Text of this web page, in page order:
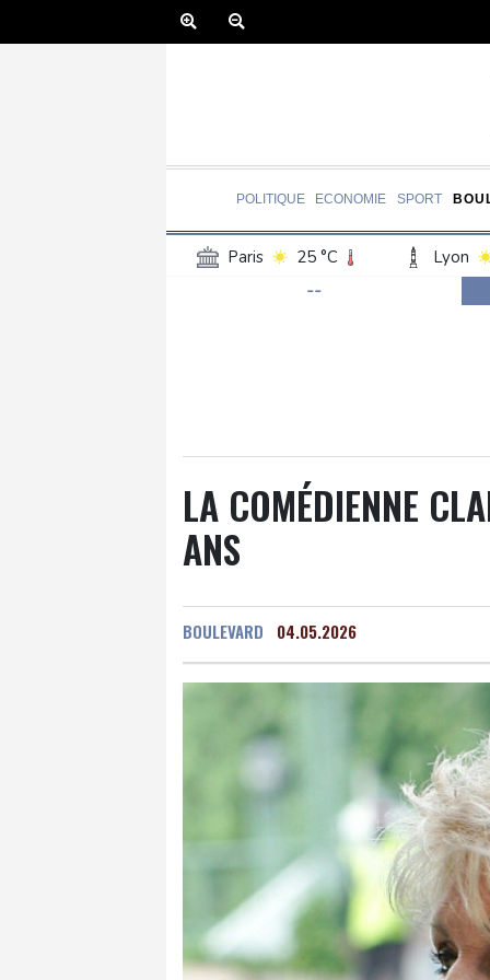
POLITIQUE ECONOMIE SPORT
Paris 25 °C Lyon
Luxembourg
--
LA COMÉDIENNE
ANS
BOULEVARD 04.05.2026